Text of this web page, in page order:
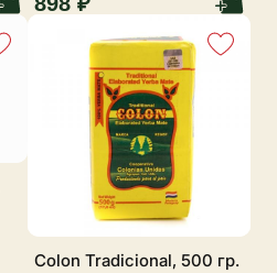
Colon Tradicional, 500 гр.